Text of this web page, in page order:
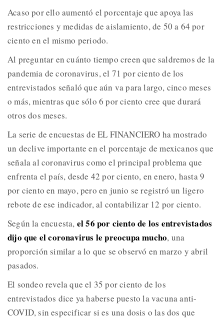
Acaso por ello aumentó el porcentaje que apoya las
restricciones y medidas de aislamiento, de 50 a 64 por
ciento en el mismo periodo.
Al preguntar en cuánto tiempo creen que saldremos de la
pandemia de coronavirus, el 71 por ciento de los
entrevistados señaló que aún va para largo, cinco meses
o más, mientras que sólo 6 por ciento cree que durará
otros dos meses.
La serie de encuestas de EL FINANCIERO ha mostrado
un declive importante en el porcentaje de mexicanos que
señala al coronavirus como el principal problema que
enfrenta el país, desde 42 por ciento, en enero, hasta 9
por ciento en mayo, pero en junio se registró un ligero
rebote de ese indicador, al contabilizar 12 por ciento.
Según la encuesta, el 56 por ciento de los entrevistados
dijo que el coronavirus le preocupa mucho, una
proporción similar a lo que se observó en marzo y abril
pasados.
El sondeo revela que el 35 por ciento de los
entrevistados dice ya haberse puesto la vacuna anti-
COVID, sin especificar si es una dosis o las dos que